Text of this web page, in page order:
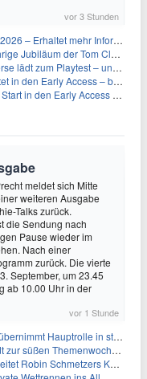
vor 3 Stunden
Erhaltet mehr Informationen
Tom Clancy’s Ghost Recon-Reihe
Playtest – und erscheint schon bald!
Early Access – bald gehts los!
Access ab heute im feudalen Japan
meldet sich Mitte
weiteren Ausgabe
Talks zurück.
die Sendung nach
Pause wieder im
Nach einer
zurück. Die vierte
September, um 23.45
ab 10.00 Uhr in der
vor 1 Stunde
in starbesetzter schwarzer Komödie
süßen Themenwoche ein
Kampf gegen eine seltene Krankheit